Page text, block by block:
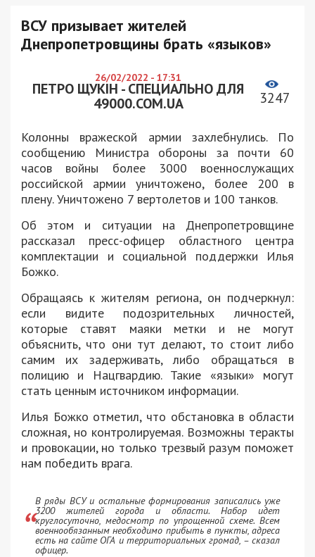
ВСУ призывает жителей
Днепропетровщины брать «языков»
26/02/2022 - 17:31
ПЕТРО ЩУКІН - СПЕЦИАЛЬНО ДЛЯ
49000.COM.UA
3247
Колонны вражеской армии захлебнулись. По
сообщению Министра обороны за почти 60
часов войны более 3000 военнослужащих
российской армии уничтожено, более 200 в
плену. Уничтожено 7 вертолетов и 100 танков.
Об этом и ситуации на Днепропетровщине
рассказал пресс-офицер областного центра
комплектации и социальной поддержки Илья
Божко.
Обращаясь к жителям региона, он подчеркнул:
если видите подозрительных личностей,
которые ставят маяки метки и не могут
объяснить, что они тут делают, то стоит либо
самим их задерживать, либо обращаться в
полицию и Нацгвардию. Такие «языки» могут
стать ценным источником информации.
Илья Божко отметил, что обстановка в области
сложная, но контролируемая. Возможны теракты
и провокации, но только трезвый разум поможет
нам победить врага.
В ряды ВСУ и остальные формирования записались уже
3200 жителей города и области. Набор идет
круглосуточно, медосмотр по упрощенной схеме. Всем
военнообязанным необходимо прибыть в пункты, адреса
есть на сайте ОГА и территориальных громад, – сказал
офицер.